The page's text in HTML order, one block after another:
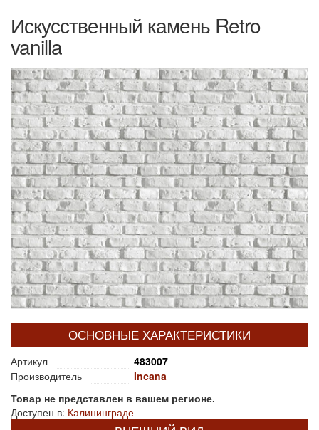
Искусственный камень Retro
vanilla
ОСНОВНЫЕ ХАРАКТЕРИСТИКИ
Артикул
483007
Производитель
Incana
Товар не представлен в вашем регионе.
Доступен в: Калининграде